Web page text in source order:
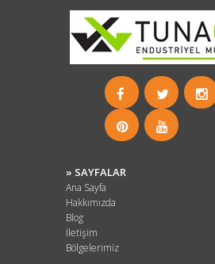
» SAYFALAR
Ana Sayfa
Hakkımızda
Blog
İletişim
Bölgelerimiz